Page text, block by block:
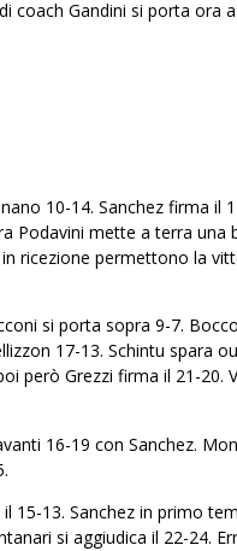
coach Gandini si porta ora
10-14. Sanchez firma il
Podavini mette a terra una
ricezione permettono la
si porta sopra 9-7.
17-13. Schintu spara
però Grezzi firma il 21-20.
16-19 con Sanchez.
15-13. Sanchez in primo
si aggiudica il 22-24.